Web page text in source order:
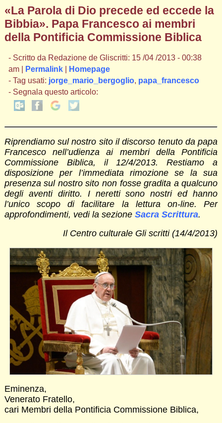
«La Parola di Dio precede ed eccede la
Bibbia». Papa Francesco ai membri
della Pontificia Commissione Biblica
- Scritto da Redazione de Gliscritti: 15 /04 /2013 - 00:38
am |
Permalink|
Homepage
- Tag usati: jorge_mario_bergoglio, papa_francesco
- Segnala questo articolo:
Riprendiamo sul nostro sito il discorso tenuto da papa
Francesco nell’udienza ai membri della Pontificia
Commissione Biblica, il 12/4/2013. Restiamo a
disposizione per l’immediata rimozione se la sua
presenza sul nostro sito non fosse gradita a qualcuno
degli aventi diritto. I neretti sono nostri ed hanno
l’unico scopo di facilitare la lettura on-line. Per
approfondimenti, vedi la sezione Sacra Scrittura.
Il Centro culturale Gli scritti (14/4/2013)
Eminenza,
Venerato Fratello,
cari Membri della Pontificia Commissione Biblica,